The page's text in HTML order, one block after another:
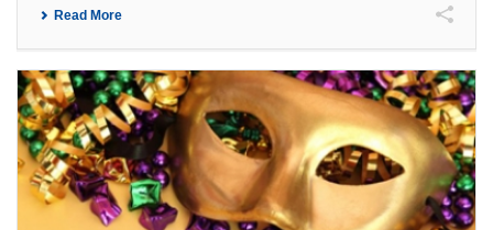
Read More